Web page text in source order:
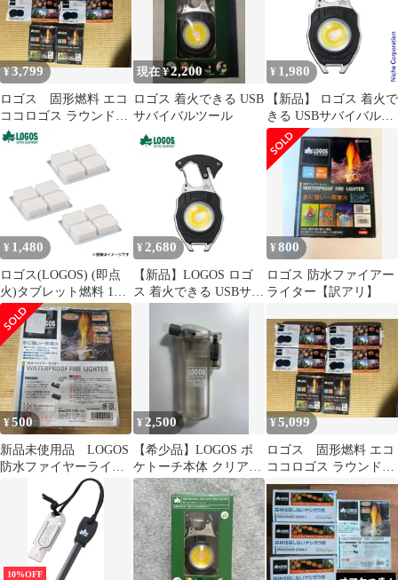
¥3,799
ロゴス 固形燃料 エコ
ココロゴス ラウンドス
トーブ2 着火剤 バー
現在 ¥2,200
ロゴス 着火できる USB
サバイバルツール
¥ 1,980
【新品】 ロゴス 着火で
きる USBサバイバルツ
ール 81064226 アウトド
ア キャンプ クッキング
ツール キャンプ用品 多
機能ライト 非常時 USB
蓄電式 着火
¥ 1,480
ロゴス(LOGOS) (即点
火)タブレット燃料 12
入 83010109 [バーベキ
ュー アクセサリ トレッ
キング クッカー]
¥ 2,680
【新品】LOGOS ロゴ
ス 着火できる USBサバ
¥800
ロゴス 防水ファイアー
ライター【訳アリ】
¥500
新品未使用品 LOGOS
防水ファイヤーライタ
ー 21個入 着火剤
¥ 2,500
【希少品】LOGOS ポ
ケトーチ本体 クリア
アウトドア トーチバ
ーナー ロゴス
¥5,099
ロゴス 固形燃料 エコ
ココロゴス ラウンドス
トーブ2 着火剤 バー
ベキュー
10%OFF